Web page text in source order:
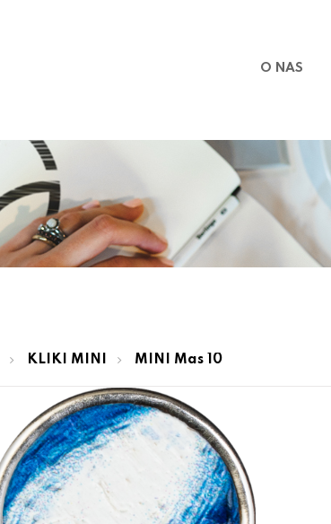
O NAS
KLIKI MINI MINI Mas 10